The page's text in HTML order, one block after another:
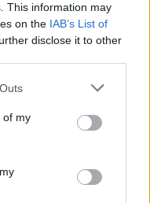
This information may
on the IAB’s List of
disclose it to other
of my